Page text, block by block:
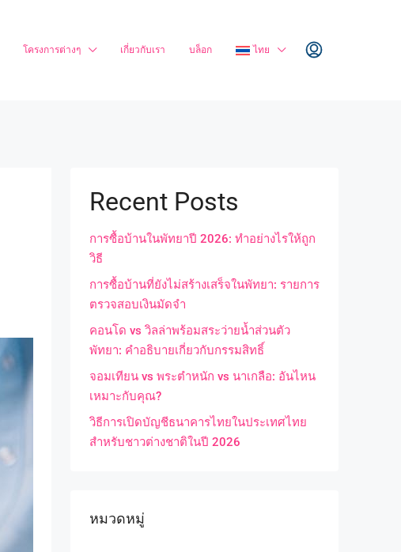
โครงการต่างๆ เกี่ยวกับเรา บล็อก ไทย
Recent Posts
การซื้อบ้านในพัทยาปี 2026: ทำอย่างไรให้ถูก
วิธี
การซื้อบ้านที่ยังไม่สร้างเสร็จในพัทยา: รายการ
ตรวจสอบเงินมัดจำ
คอนโด vs วิลล่าพร้อมสระว่ายน้ำส่วนตัว
พัทยา: คำอธิบายเกี่ยวกับกรรมสิทธิ์
จอมเทียน vs พระตำหนัก vs นาเกลือ: อันไหน
เหมาะกับคุณ?
วิธีการเปิดบัญชีธนาคารไทยในประเทศไทย
สำหรับชาวต่างชาติในปี 2026
หมวดหมู่